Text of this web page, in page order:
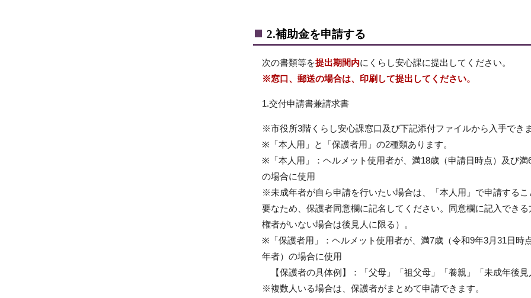
2.補助金を申請する
次の書類等を提出期間内にくらし安心課に提出してください。
※窓口、郵送の場合は、印刷して提出してください。
1.交付申請書兼請求書
※市役所3階くらし安心課窓口及び下記添付ファイルから入手でき
※「本人用」と「保護者用」の2種類あります。
※「本人用」：ヘルメット使用者が、満18歳（申請日時点）及び
の場合に使用
※未成年者が自ら申請を行いたい場合は、「本人用」で申請する
要なため、保護者同意欄に記名してください。同意欄に記入でき
権者がいない場合は後見人に限る）。
※「保護者用」：ヘルメット使用者が、満7歳（令和9年3月31日時
年者）の場合に使用
【保護者の具体例】：「父母」「祖父母」「養親」「未成年後
※複数人いる場合は、保護者がまとめて申請できます。